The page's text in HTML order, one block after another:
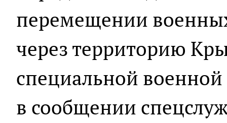
перемещении
через территорию
специальной
в сообщении